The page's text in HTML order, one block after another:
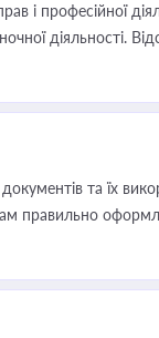
і професійної
діяльності.
бухгалтера під час
суб'єктів
та їх
правильно
контрагентами